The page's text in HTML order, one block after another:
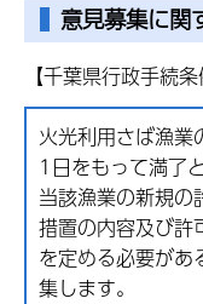
意見募集に関
【千葉県行政手続
火光利用さば漁
1日をもって満了
当該漁業の新規の
措置の内容及び許
を定める必要があ
集します。